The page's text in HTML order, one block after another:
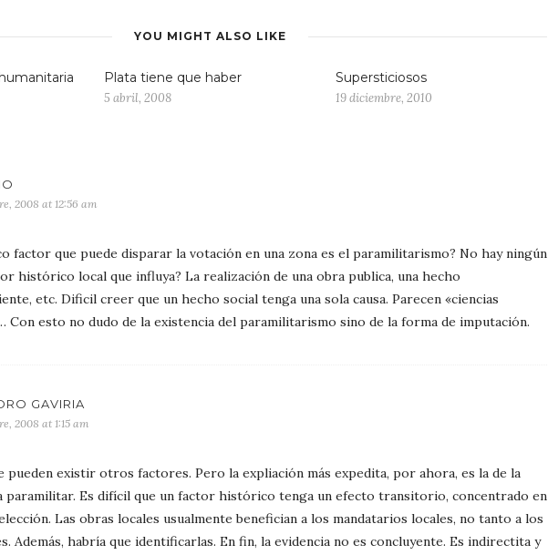
YOU MIGHT ALSO LIKE
Plata tiene que haber
5 abril, 2008
Supersticiosos
19 diciembre, 2010
2008 at 12:56 am
factor que puede disparar la votación en una zona es el paramilitarismo? No hay ningún
histórico local que influya? La realización de una obra publica, una hecho
etc. Dificil creer que un hecho social tenga una sola causa. Parecen «ciencias
Con esto no dudo de la existencia del paramilitarismo sino de la forma de imputación.
GAVIRIA
2008 at 1:15 am
pueden existir otros factores. Pero la expliación más expedita, por ahora, es la de la
paramilitar. Es difícil que un factor histórico tenga un efecto transitorio, concentrado en
Las obras locales usualmente benefician a los mandatarios locales, no tanto a los
Además, habría que identificarlas. En fin, la evidencia no es concluyente. Es indirectita y